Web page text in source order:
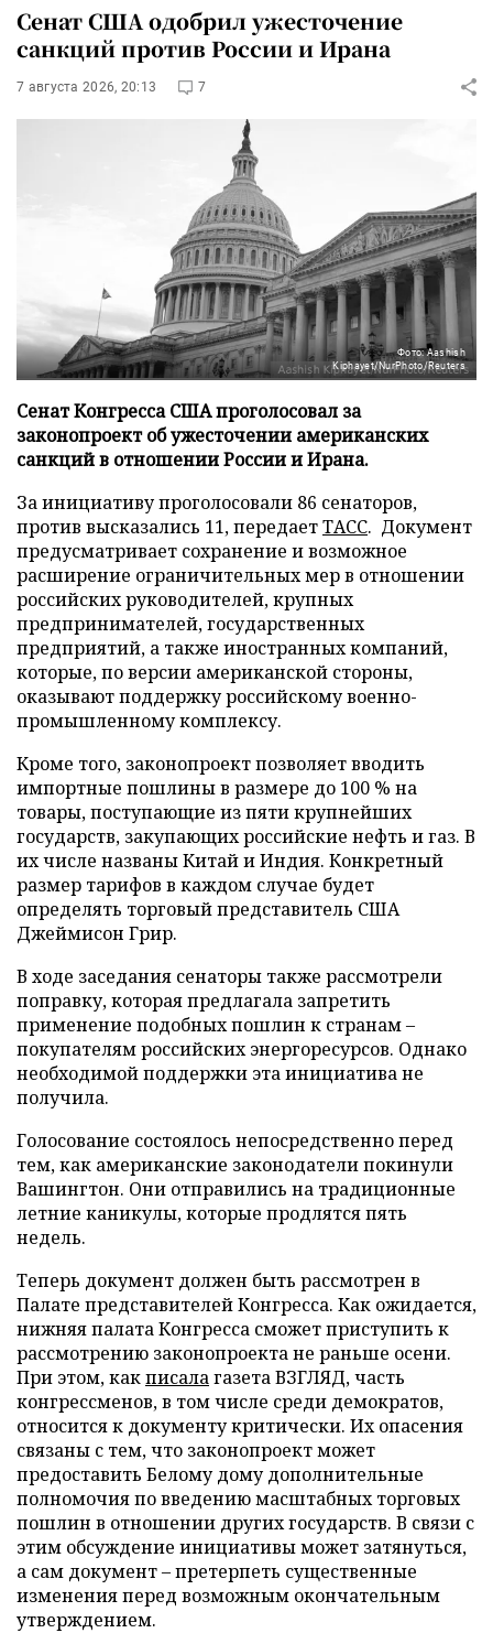
Сенат США одобрил ужесточение
санкций против России и Ирана
7 августа 2026, 20:13 7
Фото: Aashish
Kiphayet/NurPhoto/Reuters
Сенат Конгресса США проголосовал за
законопроект об ужесточении американских
санкций в отношении России и Ирана.
За инициативу проголосовали 86 сенаторов,
против высказались 11, передаетТАСС. Документ
предусматривает сохранение и возможное
расширение ограничительных мер в отношении
российских руководителей, крупных
предпринимателей, государственных
предприятий, а также иностранных компаний,
которые, по версии американской стороны,
оказывают поддержку российскому военно-
промышленному комплексу.
Кроме того, законопроект позволяет вводить
импортные пошлины в размере до 100 % на
товары, поступающие из пяти крупнейших
государств, закупающих российские нефть и газ. В
их числе названы Китай и Индия. Конкретный
размер тарифов в каждом случае будет
определять торговый представитель США
Джеймисон Грир.
В ходе заседания сенаторы также рассмотрели
поправку, которая предлагала запретить
применение подобных пошлин к странам –
покупателям российских энергоресурсов. Однако
необходимой поддержки эта инициатива не
получила.
Голосование состоялось непосредственно перед
тем, как американские законодатели покинули
Вашингтон. Они отправились на традиционные
летние каникулы, которые продлятся пять
недель.
Теперь документ должен быть рассмотрен в
Палате представителей Конгресса. Как ожидается,
нижняя палата Конгресса сможет приступить к
рассмотрению законопроекта не раньше осени.
При этом, какписалагазета ВЗГЛЯД, часть
конгрессменов, в том числе среди демократов,
относится к документу критически. Их опасения
связаны с тем, что законопроект может
предоставить Белому дому дополнительные
полномочия по введению масштабных торговых
пошлин в отношении других государств. В связи с
этим обсуждение инициативы может затянуться,
а сам документ – претерпеть существенные
изменения перед возможным окончательным
утверждением.